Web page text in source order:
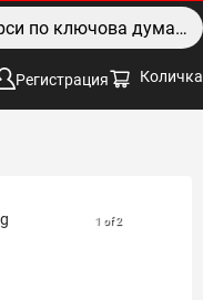
Регистрация Количка
1 of 2